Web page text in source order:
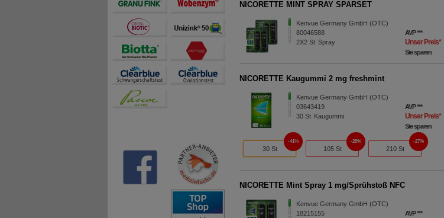
NICORETTE MINT SPRAY SPARSET
Kenvue Germany GmbH (OTC)
80046588
2X2St Spray
AVP***
Unser Preis*
Sie sparen
NICORETTE Kaugummi 2 mg freshmint
Kenvue Germany GmbH (OTC)
03643419
30St Kaugummi
AVP***
Unser Preis*
Sie sparen
30 St
41%
105 St
28%
210 St
27%
NICORETTE Mint Spray 1 mg/Sprühstoß NFC
Kenvue Germany GmbH (OTC)
18215155
AVP***